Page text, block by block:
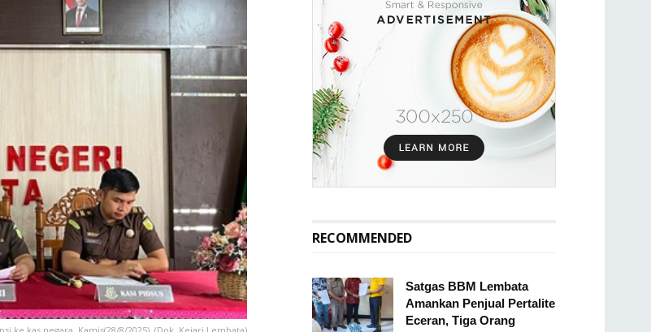
RECOMMENDED
Satgas BBM Lembata
Amankan Penjual Pertalite
Eceran, Tiga Orang